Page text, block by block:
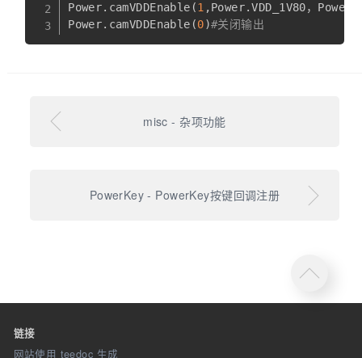
Power. camVDDEnable (1 ,Power.VDD_1V80，Power
Power. camVDDEnable (0)#关闭输出
misc - 杂项功能
PowerKey - PowerKey按键回调注册
链接
网站使用 teedoc 生成